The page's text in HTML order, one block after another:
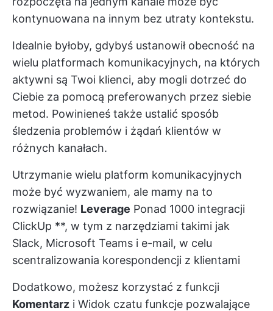
kontynuowana na innym bez utraty kontekstu.
Idealnie byłoby, gdybyś ustanowił obecność na
wielu platformach komunikacyjnych, na których
aktywni są Twoi klienci, aby mogli dotrzeć do
Ciebie za pomocą preferowanych przez siebie
metod. Powinieneś także ustalić sposób
śledzenia problemów i żądań klientów w
różnych kanałach.
Utrzymanie wielu platform komunikacyjnych
może być wyzwaniem, ale mamy na to
rozwiązanie! Leverage Ponad 1000 integracji
ClickUp **, w tym z narzędziami takimi jak
Slack, Microsoft Teams i e-mail, w celu
scentralizowania korespondencji z klientami
Dodatkowo, możesz korzystać z funkcji
Komentarz i Widok czatu funkcje pozwalające